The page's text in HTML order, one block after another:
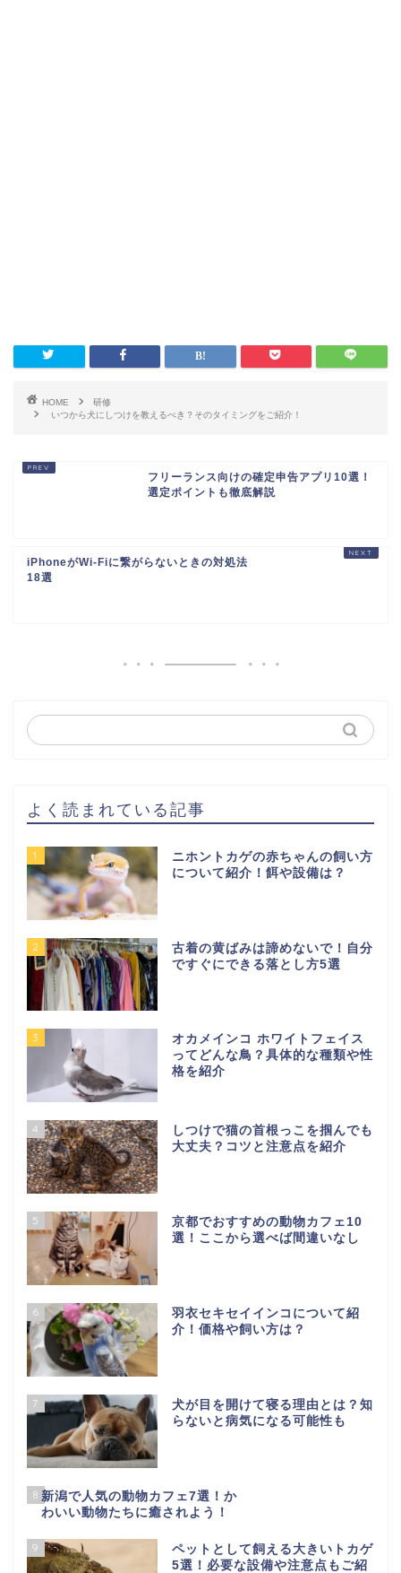
HOME
研修
いつから犬にしつけを教えるべき？そのタイミングをご紹介！
フリーランス向けの確定申告アプリ10選！
選定ポイントも徹底解説
iPhoneがWi-Fiに繋がらないときの対処法
18選
よく読まれている記事
1
ニホントカゲの赤ちゃんの飼い方
について紹介！餌や設備は？
2
古着の黄ばみは諦めないで！自分
ですぐにできる落とし方5選
3
オカメインコ ホワイトフェイス
ってどんな鳥？具体的な種類や性
格を紹介
4
しつけで猫の首根っこを掴んでも
大丈夫？コツと注意点を紹介
5
京都でおすすめの動物カフェ10
選！ここから選べば間違いなし
6
羽衣セキセイインコについて紹
介！価格や飼い方は？
7
犬が目を開けて寝る理由とは？知
らないと病気になる可能性も
8 新潟で人気の動物カフェ7選！か
わいい動物たちに癒されよう！
9
ペットとして飼える大きいトカゲ
5選！必要な設備や注意点もご紹